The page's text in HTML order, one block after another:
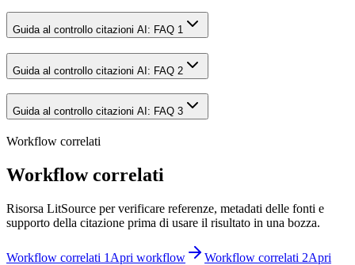
Guida al controllo citazioni AI: FAQ 1
Guida al controllo citazioni AI: FAQ 2
Guida al controllo citazioni AI: FAQ 3
Workflow correlati
Workflow correlati
Risorsa LitSource per verificare referenze, metadati delle fonti e
supporto della citazione prima di usare il risultato in una bozza.
Workflow correlati 1 Apri workflow Workflow correlati 2Apri